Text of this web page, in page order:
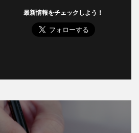
最新情報をチェックしよう！